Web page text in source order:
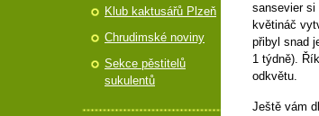
sansevier si
květináč
přibyl snad
1 týdně).
odkvětu.
Ještě vám
Klub kaktusářů Plzeň
Chrudimské noviny
Sekce pěstitelů
sukulentů